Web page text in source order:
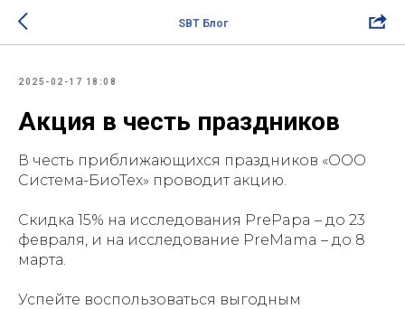
SBT Блог
2025-02-17 18:08
Акция в честь праздников
В честь приближающихся праздников «ООО
Система-БиоТех» проводит акцию.
Скидка 15% на исследования PrePapa – до 23
февраля, и на исследование PreMama – до 8
марта.
Успейте воспользоваться выгодным